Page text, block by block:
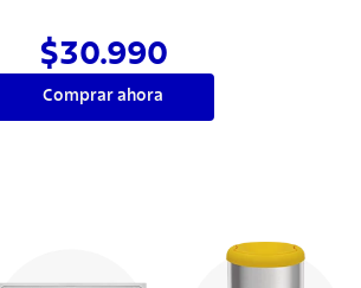
$30.990
Comprar ahora